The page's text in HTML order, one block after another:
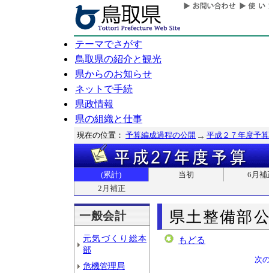
テーマでさがす
鳥取県の紹介と観光
県からのお知らせ
ネットで手続
県政情報
県の組織と仕事
現在の位置： 予算編成過程の公開 平成２７年度予算
(累計) 当初
6月補
2月補正
一般会計
元気づくり総本
部
危機管理局
県土整備部
もどる
次